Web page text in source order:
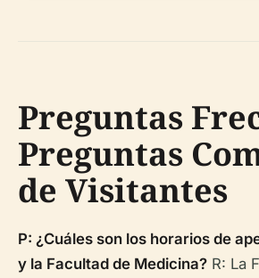
Preguntas
Preguntas
de Visitantes
P: ¿Cuáles son los horarios de
y la Facultad de Medicina? R: La